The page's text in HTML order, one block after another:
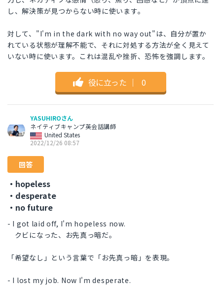
し、解決策が見つからない時に使います。
対して、"I'm in the dark with no way out"は、自分が置か
れている状態が理解不能で、それに対処する方法が全く見えて
いない時に使います。これは混乱や挫折、恐怖を強調します。
役に立った ｜ 0
YASUHIROさん
ネイティブキャンプ英会話講師
United States
2022/12/26 08:57
回答
・hopeless
・desperate
・no future
- I got laid off, I'm hopeless now.
クビになった、お先真っ暗だ。
「希望なし」という言葉で「お先真っ暗」を表現。
- I lost my job. Now I'm desperate.